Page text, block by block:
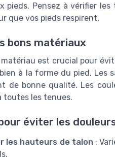
pieds. Pensez à vérifier
que vos pieds respirent.
bons matériaux
est crucial pour
à la forme du pied. Les
de bonne qualité. Les
toutes les tenues.
éviter les
les hauteurs de talon :